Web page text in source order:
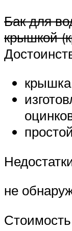
Бак для
крышкой
крышка
не